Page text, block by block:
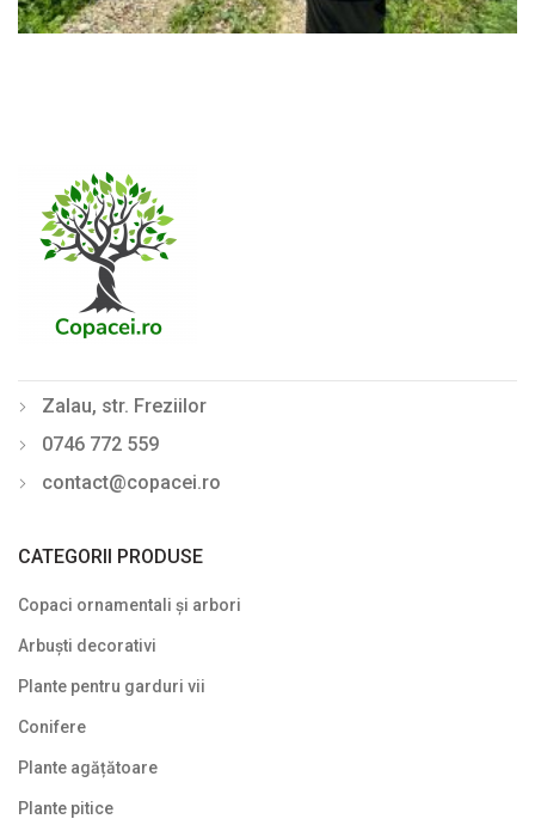
Zalau, str. Freziilor
0746 772 559
contact@copacei.ro
CATEGORII PRODUSE
Copaci ornamentali și arbori
Arbuști decorativi
Plante pentru garduri vii
Conifere
Plante agățătoare
Plante pitice